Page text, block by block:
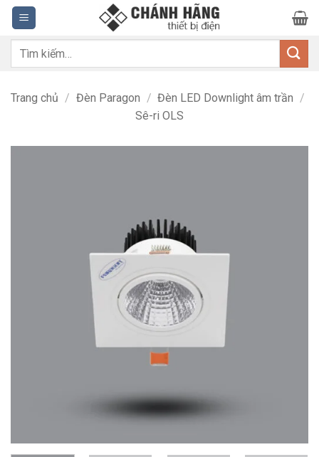
Bỏ
qua
nội
dung
Tìm
Trang chủ / Đèn Paragon / Đèn LED Downlight âm trần /
Sê-ri OLS